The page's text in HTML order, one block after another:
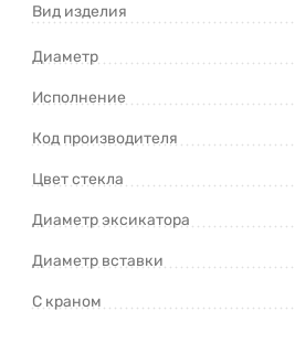
Вид изделия
Диаметр
Исполнение
Код производителя
Цвет стекла
Диаметр эксикатора
Диаметр вставки
С краном